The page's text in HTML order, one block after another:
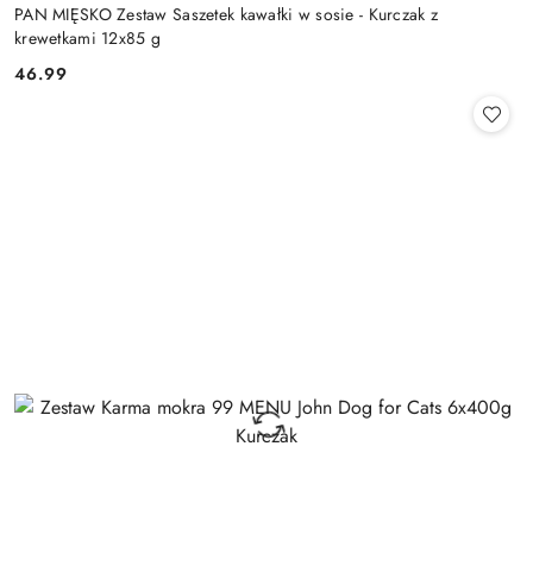
PAN MIĘSKO Zestaw Saszetek kawałki w sosie - Kurczak z
krewetkami 12x85 g
Cena:
46.99